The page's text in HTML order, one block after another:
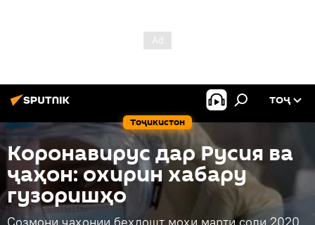
Тоҷикистон
ТОҶ
Коронавирус дар Русия ва
ҷаҳон: охирин хабару
гузоришҳо